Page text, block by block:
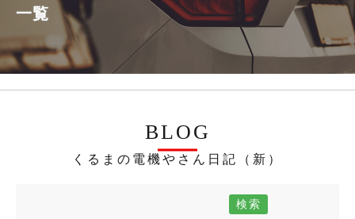
一覧
BLOG
くるまの電機やさん日記（新）
検索